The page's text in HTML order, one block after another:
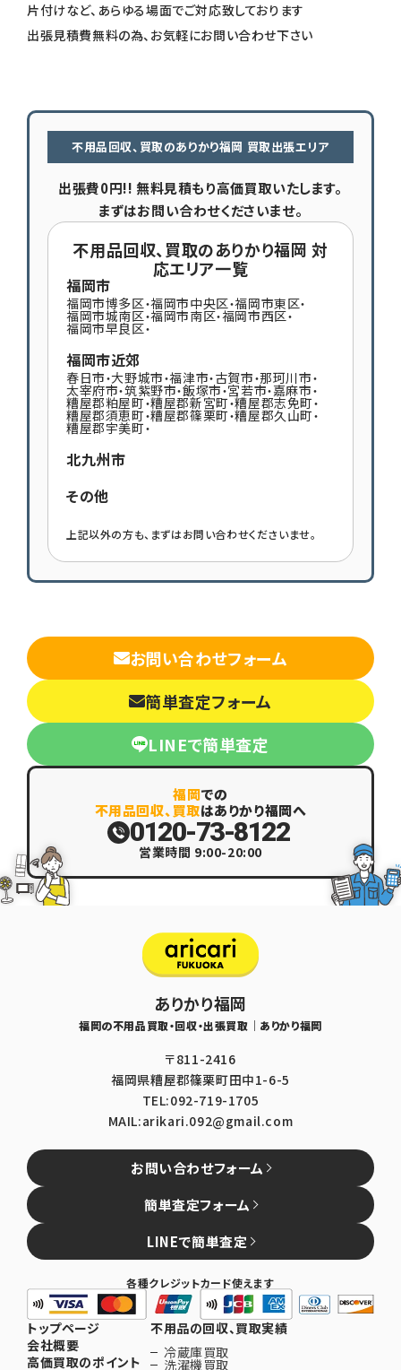
片付けなど、あらゆる場面でご対応致しております
出張見積費無料の為、お気軽にお問い合わせ下さい
不用品回収、買取のありかり福岡 買取出張エリア
出張費0円!! 無料見積もり高価買取いたします。
まずはお問い合わせくださいませ。
不用品回収、買取のありかり福岡 対
応エリア一覧
福岡市
福岡市博多区・福岡市中央区・福岡市東区・
福岡市城南区・福岡市南区・福岡市西区・
福岡市早良区・
福岡市近郊
春日市・大野城市・福津市・古賀市・那珂川市・
太宰府市・筑紫野市・飯塚市・宮若市・嘉麻市・
糟屋郡粕屋町・糟屋郡新宮町・糟屋郡志免町・
糟屋郡須恵町・糟屋郡篠栗町・糟屋郡久山町・
糟屋郡宇美町・
北九州市
その他
上記以外の方も、まずはお問い合わせくださいませ。
お問い合わせフォーム
簡単査定フォーム
LINEで簡単査定
福岡での
不用品回収、買取はありかり福岡へ
0120-73-8122
営業時間 9:00-20:00
ありかり福岡
福岡の不用品買取・回収・出張買取｜ありかり福岡
〒811-2416
福岡県糟屋郡篠栗町田中1-6-5
TEL:092-719-1705
MAIL:arikari.092@gmail.com
お問い合わせフォーム
簡単査定フォーム
LINEで簡単査定
各種クレジットカード使えます
トップページ
会社概要
高価買取のポイント
不用品の回収、買取実績
冷蔵庫買取
洗濯機買取